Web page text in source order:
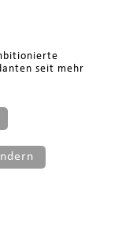
seit mehr